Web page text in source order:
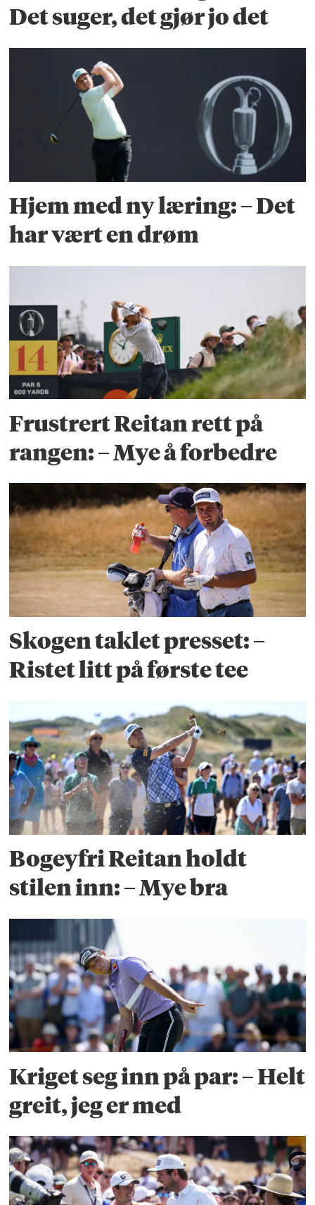
Det suger, det gjør jo det
Hjem med ny læring: – Det
har vært en drøm
Frustrert Reitan rett på
rangen: – Mye å forbedre
Skogen taklet presset: –
Ristet litt på første tee
Bogeyfri Reitan holdt
stilen inn: – Mye bra
Kriget seg inn på par: – Helt
greit, jeg er med